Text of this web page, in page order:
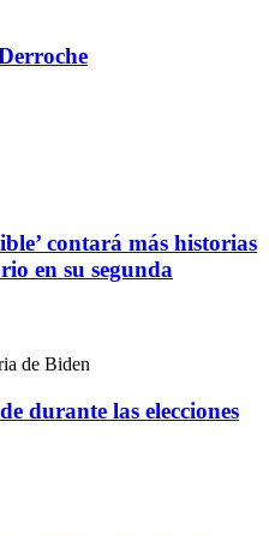
contará más historias
en su segunda
durante las elecciones